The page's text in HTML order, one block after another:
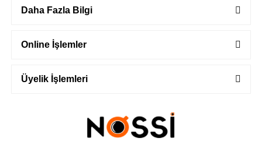
Daha Fazla Bilgi
Online İşlemler
Üyelik İşlemleri